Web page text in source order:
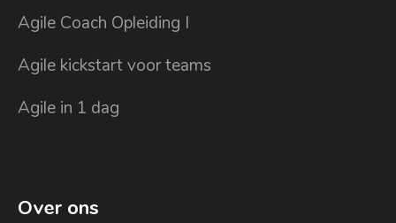
Agile Coach Opleiding I
Agile kickstart voor teams
Agile in 1 dag
Over ons